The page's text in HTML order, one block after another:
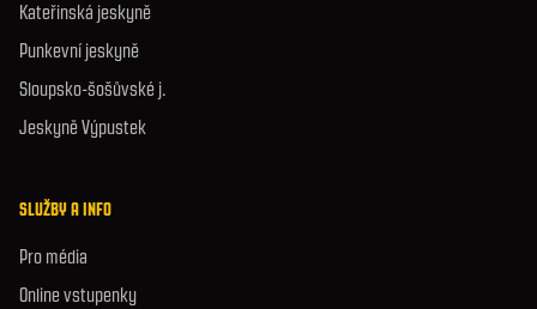
Kateřinská jeskyně
Punkevní jeskyně
Sloupsko-šošůvské j.
Jeskyně Výpustek
SLUŽBY A INFO
Pro média
Online vstupenky